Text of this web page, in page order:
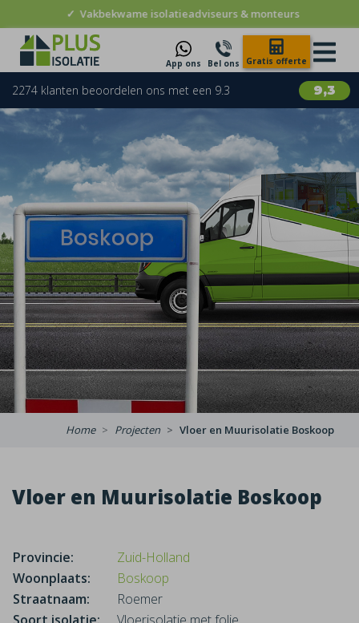
✓ Vakbekwame isolatieadviseurs & monteurs
App ons Bel ons Gratis offerte
9,3
2274 klanten beoordelen ons met een 9.3
Home Projecten Vloer en Muurisolatie Boskoop
Vloer en Muurisolatie Boskoop
Provincie:
Zuid-Holland
Woonplaats:
Boskoop
Straatnaam:
Roemer